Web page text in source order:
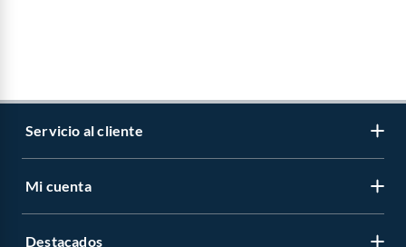
Servicio al cliente
Libro de reclamaciones
Mi cuenta
Regístrate
Destacados